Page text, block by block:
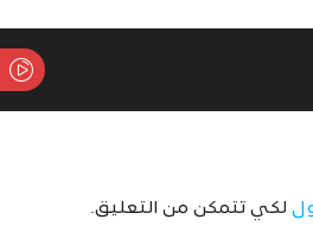
لكي تتمكن من التعليق.